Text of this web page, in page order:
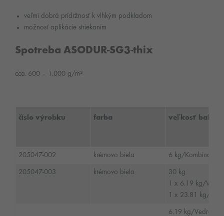
veľmi dobrá prídržnosť k vlhkým podkladom
možnosť aplikácie striekaním
Spotreba ASODUR-SG3-thix
cca. 600 – 1.000 g/m²
číslo výrobku farba veľkosť balenia
205047-002 krémovo biela 6 kg/
205047-003 krémovo biela
30 kg
1 x 6.19 kg/
1 x 23.81 kg/
6.19 kg/Vedro/